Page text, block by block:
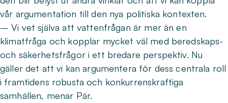
vår argumentation till den nya politiska kontexten.
– Vi vet själva att vattenfrågan är mer än en
klimatfråga och kopplar mycket väl med beredskaps-
och säkerhetsfrågor i ett bredare perspektiv. Nu
gäller det att vi kan argumentera för dess centrala roll
i framtidens robusta och konkurrenskraftiga
samhällen, menar Pär.